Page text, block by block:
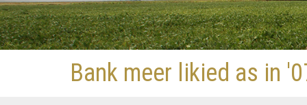
Bank meer likied as in